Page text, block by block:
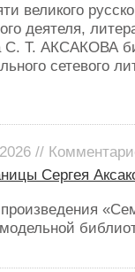
великого
деятеля,
С. Т. АКСАКОВА
сетевого
//
Сергея